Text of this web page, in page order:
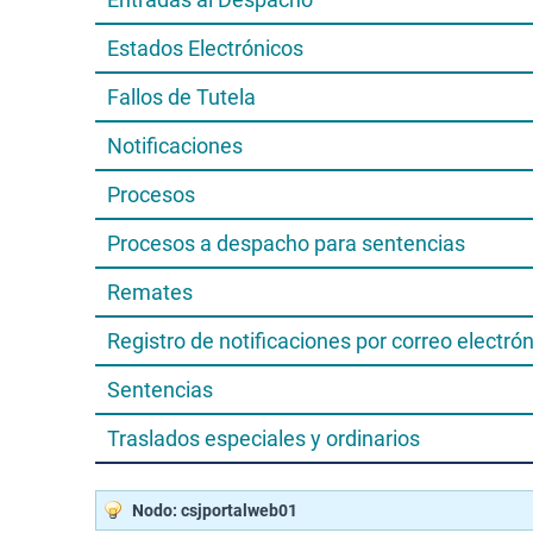
Estados Electrónicos
Fallos de Tutela
Notificaciones
Procesos
Procesos a despacho para sentencias
Remates
Registro de notificaciones por correo
Sentencias
Traslados especiales y ordinarios
Nodo: csjportalweb01